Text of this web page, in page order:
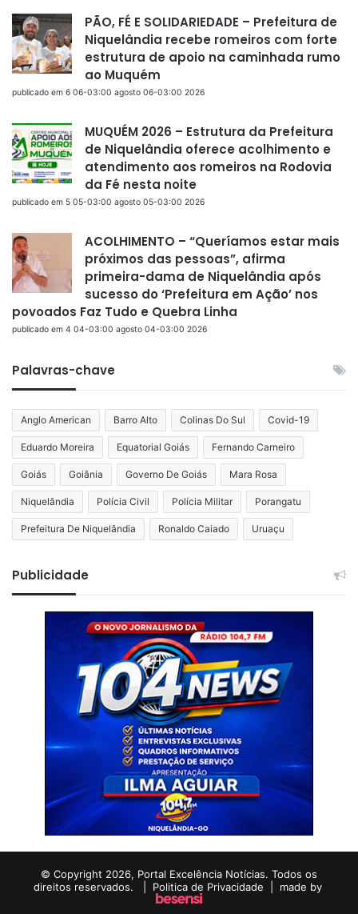
PÃO, FÉ E SOLIDARIEDADE – Prefeitura de
Niquelândia recebe romeiros com forte
estrutura de apoio na caminhada rumo
ao Muquém
publicado em 6 06-03:00 agosto 06-03:00 2026
MUQUÉM 2026 – Estrutura da Prefeitura
de Niquelândia oferece acolhimento e
atendimento aos romeiros na Rodovia
da Fé nesta noite
publicado em 5 05-03:00 agosto 05-03:00 2026
ACOLHIMENTO – “Queríamos estar mais
próximos das pessoas”, afirma
primeira-dama de Niquelândia após
sucesso do ‘Prefeitura em Ação’ nos
povoados Faz Tudo e Quebra Linha
publicado em 4 04-03:00 agosto 04-03:00 2026
Palavras-chave
Anglo American Barro Alto Colinas Do Sul Covid-19
Eduardo Moreira Equatorial Goiás Fernando Carneiro
Goiás Goiânia Governo De Goiás Mara Rosa
Niquelândia Polícia Civil Polícia Militar Porangatu
Prefeitura De Niquelândia Ronaldo Caiado Uruaçu
Publicidade
© Copyright 2026, Portal Excelência Notícias. Todos os
direitos reservados. | Politica de Privacidade | made by